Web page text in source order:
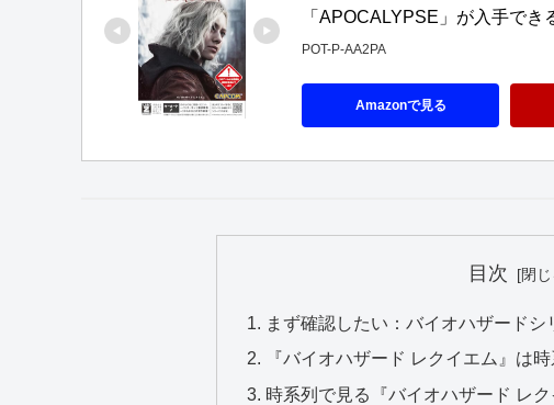
「APOCALYPSE」が入手で
POT-P-AA2PA
Amazonで見る
目次
まず確認したい：バイオハザードシ
『バイオハザード レクイエム』は
時系列で見る『バイオハザード レ